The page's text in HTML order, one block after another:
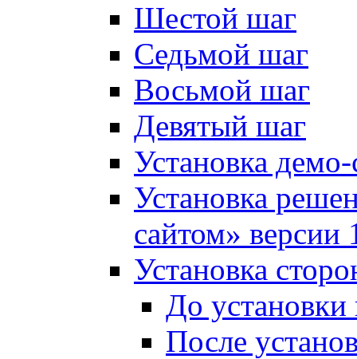
Шестой шаг
Седьмой шаг
Восьмой шаг
Девятый шаг
Установка
Установка
сайтом»
Установка
До установки
После